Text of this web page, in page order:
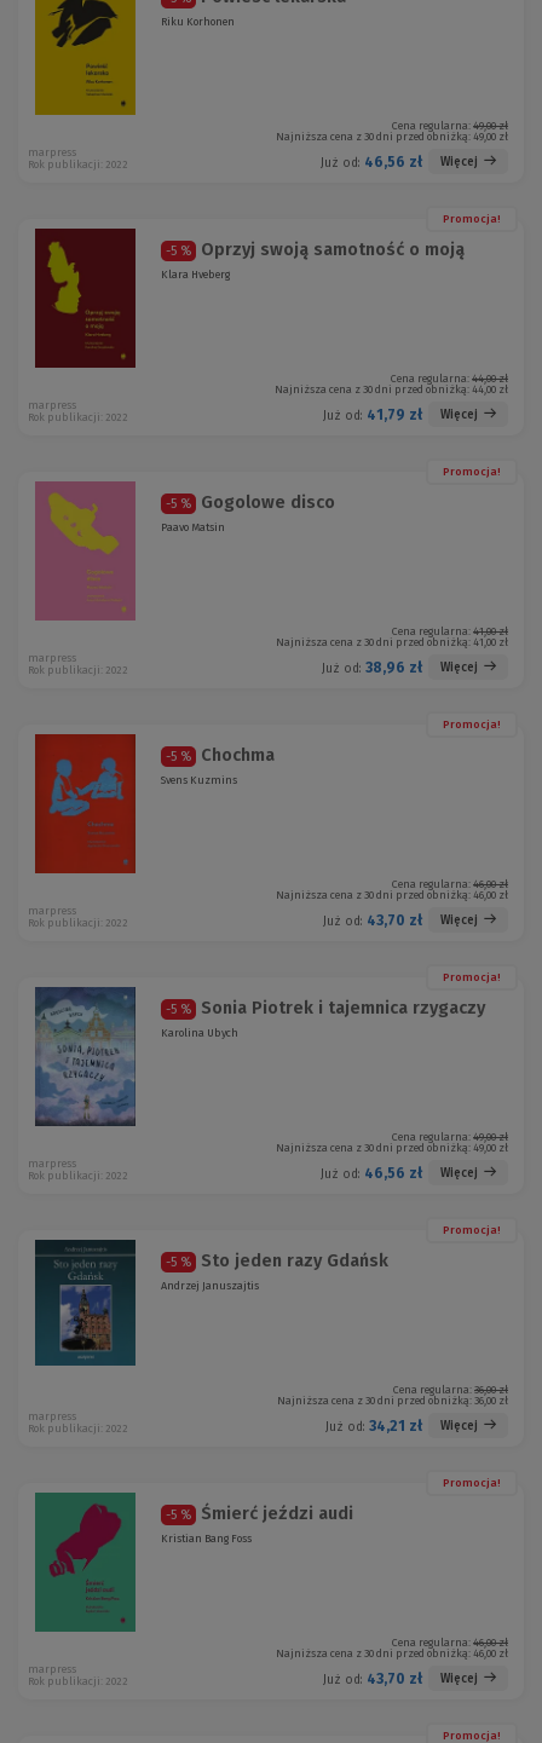
Riku Korhonen
Cena regularna: 49,00 zł
Najniższa cena z 30 dni przed obniżką: 49,00 zł
Już od: 46,56 zł Więcej
marpress
Rok publikacji: 2022
Promocja!
-5 % Oprzyj swoją samotność o moją
Klara Hveberg
Cena regularna: 44,00 zł
Najniższa cena z 30 dni przed obniżką: 44,00 zł
Już od: 41,79 zł Więcej
marpress
Rok publikacji: 2022
Promocja!
-5 % Gogolowe disco
Paavo Matsin
Cena regularna: 41,00 zł
Najniższa cena z 30 dni przed obniżką: 41,00 zł
Już od: 38,96 zł Więcej
marpress
Rok publikacji: 2022
Promocja!
-5 % Chochma
Svens Kuzmins
Cena regularna: 46,00 zł
Najniższa cena z 30 dni przed obniżką: 46,00 zł
Już od: 43,70 zł Więcej
marpress
Rok publikacji: 2022
Promocja!
-5 % Sonia Piotrek i tajemnica rzygaczy
Karolina Ubych
Cena regularna: 49,00 zł
Najniższa cena z 30 dni przed obniżką: 49,00 zł
Już od: 46,56 zł Więcej
marpress
Rok publikacji: 2022
Promocja!
-5 % Sto jeden razy Gdańsk
Andrzej Januszajtis
Cena regularna: 36,00 zł
Najniższa cena z 30 dni przed obniżką: 36,00 zł
Już od: 34,21 zł Więcej
marpress
Rok publikacji: 2022
Promocja!
-5 % Śmierć jeździ audi
Kristian Bang Foss
Cena regularna: 46,00 zł
Najniższa cena z 30 dni przed obniżką: 46,00 zł
Już od: 43,70 zł Więcej
marpress
Rok publikacji: 2022
Promocja!